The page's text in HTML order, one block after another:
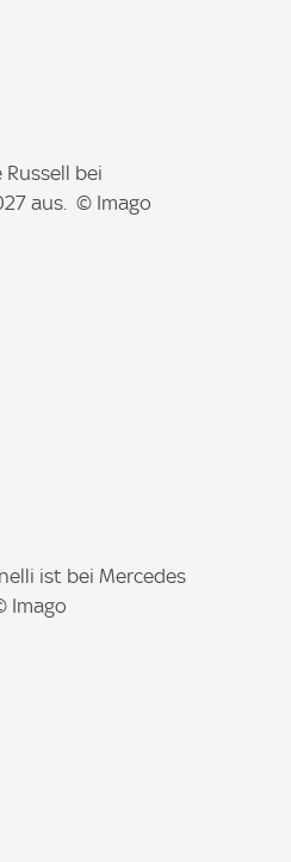
Russell bei
aus. © Imago
ist bei Mercedes
Imago